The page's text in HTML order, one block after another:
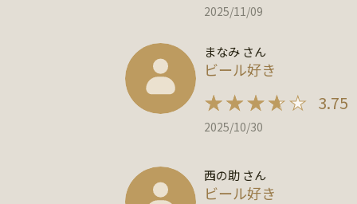
2025/11/09
まなみ さん
ビール好き
3.75
2025/10/30
西の助 さん
ビール好き